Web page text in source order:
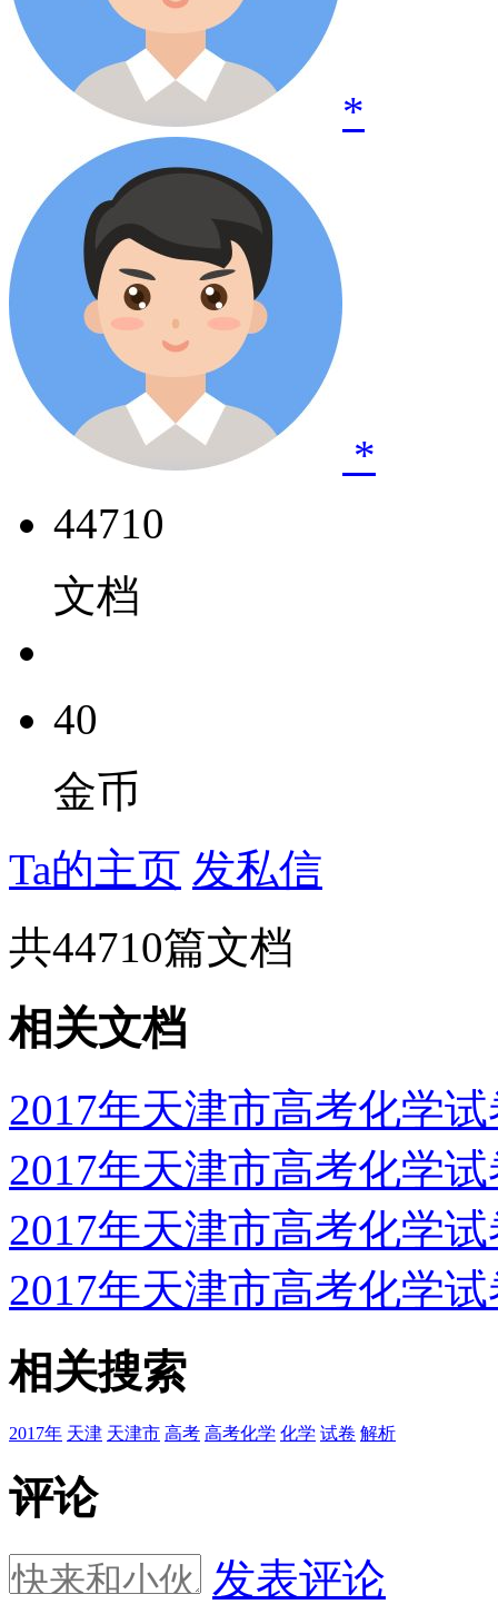
*
*
44710
文档
40
金币
Ta的主页 发私信
共44710篇文档
相关文档
2017年天津市高考化学
2017年天津市高考化学
2017年天津市高考化学
2017年天津市高考化学
相关搜索
2017年 天津 天津市 高考 高考化学 化学 试卷 解析
评论
发表评论